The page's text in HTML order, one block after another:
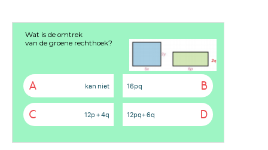
Wat is de omtrek
van de groene rechthoek?
A kan niet B
16pq
C 12p + 4q D
12pq+ 6q